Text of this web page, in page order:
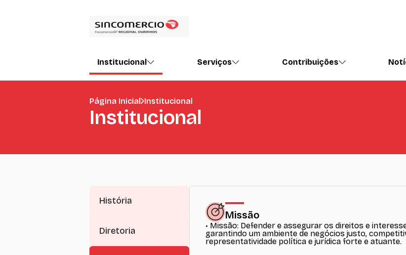
Institucional Serviços Contribuições
Página Inicial Institucional
Institucional
História
Diretoria
Missão
• Missão: Defender e assegurar os direitos e
garantindo um ambiente de negócios justo,
representatividade política e jurídica forte e atuante.